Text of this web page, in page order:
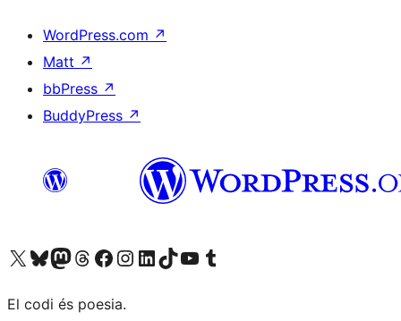
WordPress.com ↗
Matt ↗
bbPress ↗
BuddyPress ↗
Visiteu el nostre compte X (abans Twitter)
Visiteu el nostre compte de Bluesky
Visiteu el nostre compte al Mastodon
Visiteu el nostre compte de Threads
Visiteu la nostra pàgina al Facebook
Visiteu el nostre compte d'Instagram
Visiteu el nostre compte de LinkedIn
Visiteu el nostre compte de TikTok
Visiteu el nostre canal al YouTube
Visiteu el nostre compte de Tumblr
El codi és poesia.